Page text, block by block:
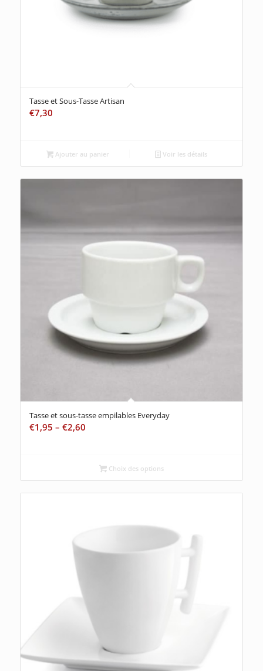
Tasse et Sous-Tasse Artisan
€7,30
Ajouter au panier Voir les détails
Tasse et sous-tasse empilables Everyday
€1,95 – €2,60
Choix des options